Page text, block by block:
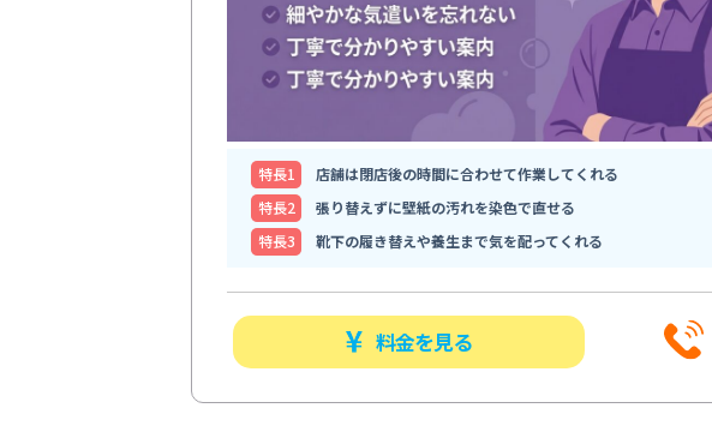
特⻑1
店舗は閉店後の時間に合わせて作業してくれる
特⻑2
張り替えずに壁紙の汚れを染色で直せる
特⻑3
靴下の履き替えや養生まで気を配ってくれる
料金を見る